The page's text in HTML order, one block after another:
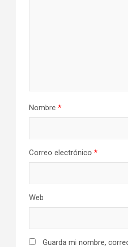
Nombre *
Correo electrónico *
Web
Guarda mi nombre,